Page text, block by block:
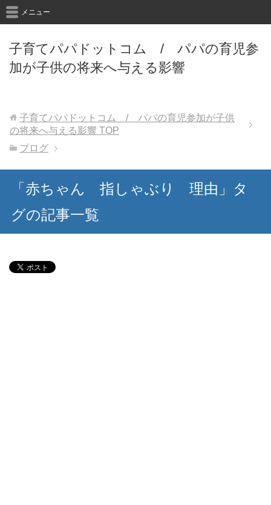
子育てパパドットコム / パパの育児参
加が子供の将来へ与える影響
メニュー
子育てパパドットコム / パパの育児参加が子供
の将来へ与える影響 TOP
ブログ
「赤ちゃん 指しゃぶり 理由」タ
グの記事一覧